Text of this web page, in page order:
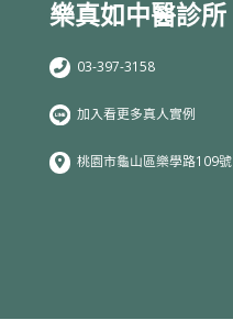
樂真如中醫診所
03-397-3158
加入看更多真人實例
桃園市龜山區樂學路109號